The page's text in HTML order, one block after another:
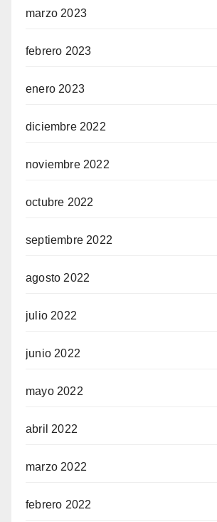
marzo 2023
febrero 2023
enero 2023
diciembre 2022
noviembre 2022
octubre 2022
septiembre 2022
agosto 2022
julio 2022
junio 2022
mayo 2022
abril 2022
marzo 2022
febrero 2022